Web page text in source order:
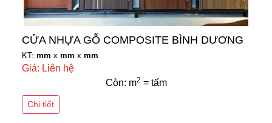
CỬA NHỰA GỖ COMPOSITE BÌNH DƯƠNG
KT: mm x mm x mm
Giá: Liên hệ
Còn: m2 = tấm
Chi tiết